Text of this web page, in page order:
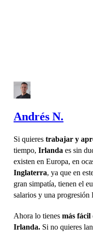
Andrés N.
Si quieres trabajar y
tiempo, Irlanda es sin
existen en Europa, en
Inglaterra, ya que en
gran simpatía, tienen el
salarios y una progresión
Ahora lo tienes más fácil
Irlanda. Si no quieres